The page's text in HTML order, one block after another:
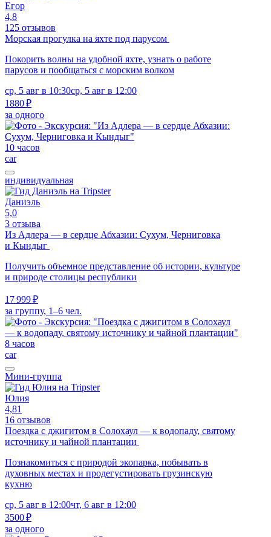
Егор
4,8
125 отзывов
Морская прогулка на яхте под парусом
Покорить волны на удобной яхте, узнать о работе
парусов и пообщаться с морским волком
ср, 5 авг в 10:30ср, 5 авг в 12:00
1880 ₽
за одного
10 часов
car
индивидуальная
Даниэль
5,0
3 отзыва
Из Адлера — в сердце Абхазии: Сухум, Черниговка
и Кындыг
Получить объемное представление об истории, культуре
и природе столицы республики
17 999 ₽
за группу, 1–6 чел.
8 часов
car
Мини-группа
Юлия
4,81
16 отзывов
Поездка с джигитом в Солохаул — к водопаду, святому
источнику и чайной плантации
Познакомиться с природой экопарка, побывать в
духовных местах и продегустировать грузинскую
кухню
ср, 5 авг в 12:00чт, 6 авг в 12:00
3500 ₽
за одного